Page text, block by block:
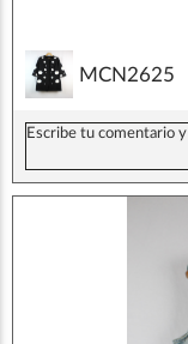
MCN2625